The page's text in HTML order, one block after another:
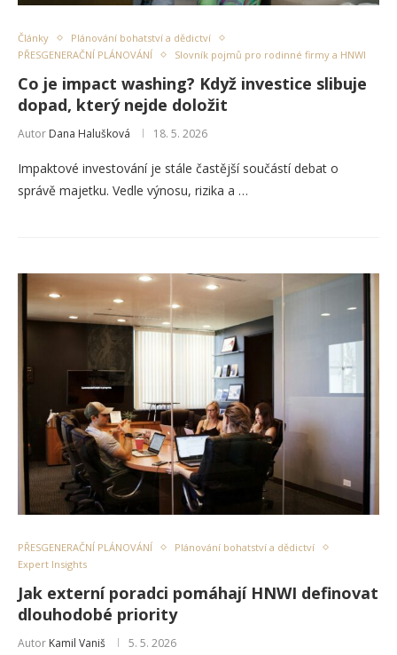
Články
Plánování bohatství a dědictví
PŘESGENERAČNÍ PLÁNOVÁNÍ
Slovník pojmů pro rodinné firmy a HNWI
Co je impact washing? Když investice slibuje
dopad, který nejde doložit
Autor Dana Halušková 18. 5. 2026
Impaktové investování je stále častější součástí debat o
správě majetku. Vedle výnosu, rizika a …
PŘESGENERAČNÍ PLÁNOVÁNÍ
Plánování bohatství a dědictví
Expert Insights
Jak externí poradci pomáhají HNWI definovat
dlouhodobé priority
Autor Kamil Vaniš 5. 5. 2026